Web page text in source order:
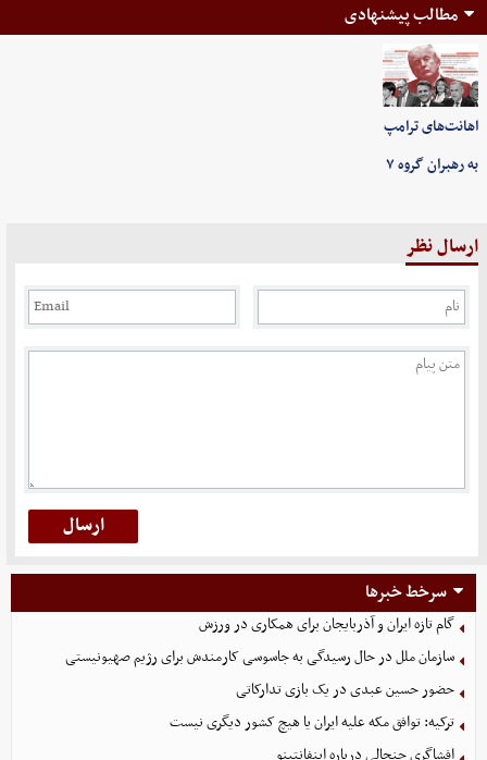
مطالب پیشنهادی
اهانت‌های ترامپ
به رهبران گروه ۷
ارسال نظر
سرخط خبرها
گام تازه ایران و آذربایجان برای همکاری در ورزش
سازمان ملل در حال رسیدگی به جاسوسی کارمندش برای رژیم صهیونیستی
حضور حسین عبدی در یک بازی تدارکاتی
ترکیه: توافق مکه علیه ایران یا هیچ کشور دیگری نیست